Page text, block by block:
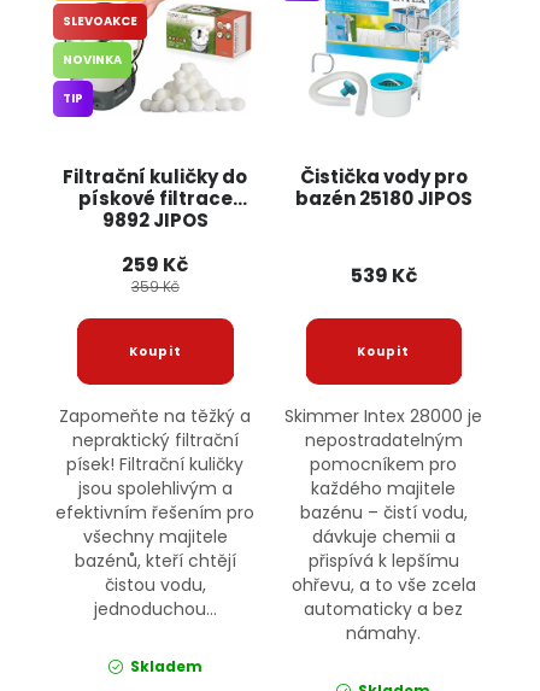
Filtrační kuličky do
pískové filtrace
9892 JIPOS
SLEVOAKCE
NOVINKA
TIP
259 Kč
359 Kč
Zapomeňte na těžký a
nepraktický filtrační
písek! Filtrační kuličky
jsou spolehlivým a
efektivním řešením pro
všechny majitele
bazénů, kteří chtějí
čistou vodu,
jednoduchou...
Skladem
Čistička vody pro
bazén 25180 JIPOS
539 Kč
Skimmer Intex 28000 je
nepostradatelným
pomocníkem pro
každého majitele
bazénu – čistí vodu,
dávkuje chemii a
přispívá k lepšímu
ohřevu, a to vše zcela
automaticky a bez
námahy.